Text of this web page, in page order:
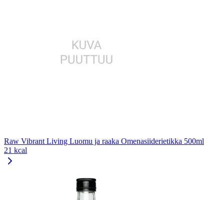
Raw Vibrant Living Luomu ja raaka Omenasiiderietikka 500ml
21 kcal